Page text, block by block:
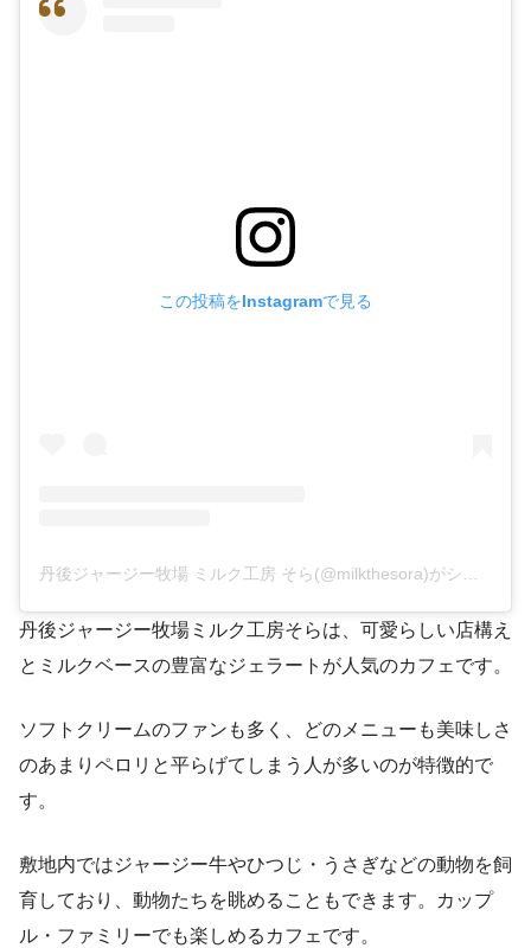
この投稿をInstagramで見る
丹後ジャージー牧場ミルク工房そらは、可愛らしい店構え
とミルクベースの豊富なジェラートが人気のカフェです。
ソフトクリームのファンも多く、どのメニューも美味しさ
のあまりペロリと平らげてしまう人が多いのが特徴的で
す。
敷地内ではジャージー牛やひつじ・うさぎなどの動物を飼
育しており、動物たちを眺めることもできます。カップ
ル・ファミリーでも楽しめるカフェです。